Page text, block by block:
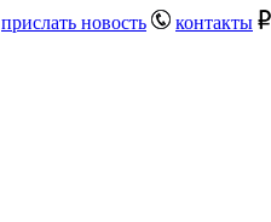
прислать новость контакты